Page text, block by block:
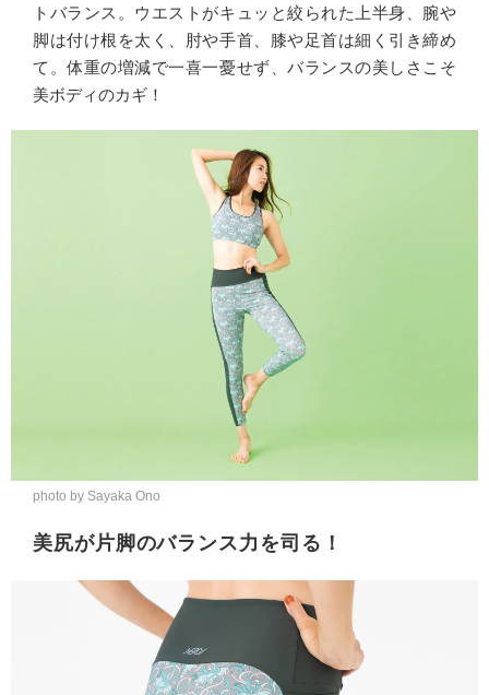
トバランス。ウエストがキュッと絞られた上半身、腕や
脚は付け根を太く、肘や手首、膝や足首は細く引き締め
て。体重の増減で一喜一憂せず、バランスの美しさこそ
美ボディのカギ！
photo by Sayaka Ono
美尻が片脚のバランス力を司る！